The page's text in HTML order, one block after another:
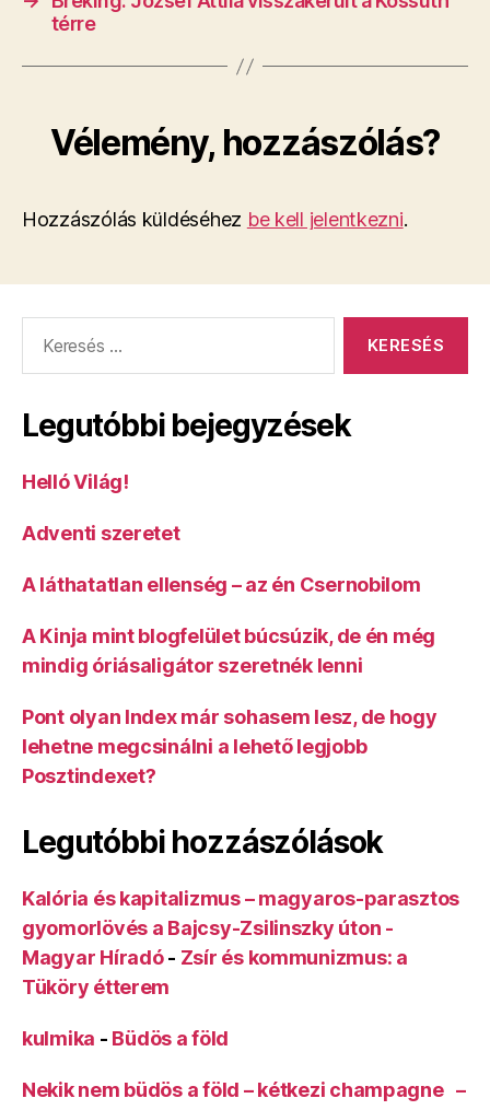
térre
Vélemény, hozzászólás?
Hozzászólás küldéséhez be kell jelentkezni.
Legutóbbi bejegyzések
Helló Világ!
Adventi szeretet
A láthatatlan ellenség – az én Csernobilom
A Kinja mint blogfelület búcsúzik, de én még
mindig óriásaligátor szeretnék lenni
Pont olyan Index már sohasem lesz, de hogy
lehetne megcsinálni a lehető legjobb
Posztindexet?
Legutóbbi hozzászólások
Kalória és kapitalizmus – magyaros-parasztos
gyomorlövés a Bajcsy-Zsilinszky úton -
Magyar Híradó- Zsír és kommunizmus: a
Tüköry étterem
kulmika - Büdös a föld
Nekik nem büdös a föld – kétkezi champagne –